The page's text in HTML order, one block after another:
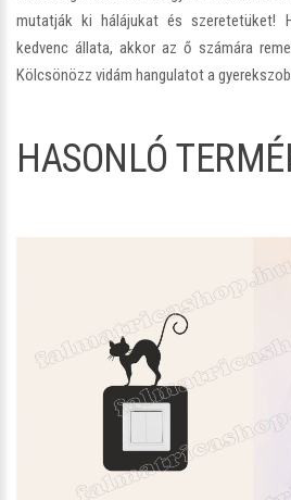
mutatják ki hálájukat és szeretetüket!
kedvenc állata, akkor az ő számára
Kölcsönözz vidám hangulatot a
HASONLÓ